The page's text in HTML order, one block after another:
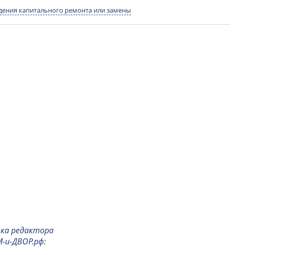
капитального ремонта или замены
редактора
и-ДВОР.рф: